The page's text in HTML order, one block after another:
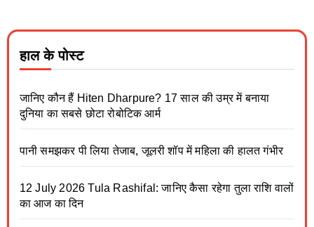
हाल के पोस्ट
जानिए कौन हैं Hiten Dharpure? 17 साल की उम्र में बनाया
दुनिया का सबसे छोटा रोबोटिक आर्म
पानी समझकर पी लिया तेजाब, जूलरी शॉप में महिला की हालत गंभीर
12 July 2026 Tula Rashifal: जानिए कैसा रहेगा तुला राशि वालों
का आज का दिन